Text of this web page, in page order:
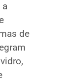
a
de